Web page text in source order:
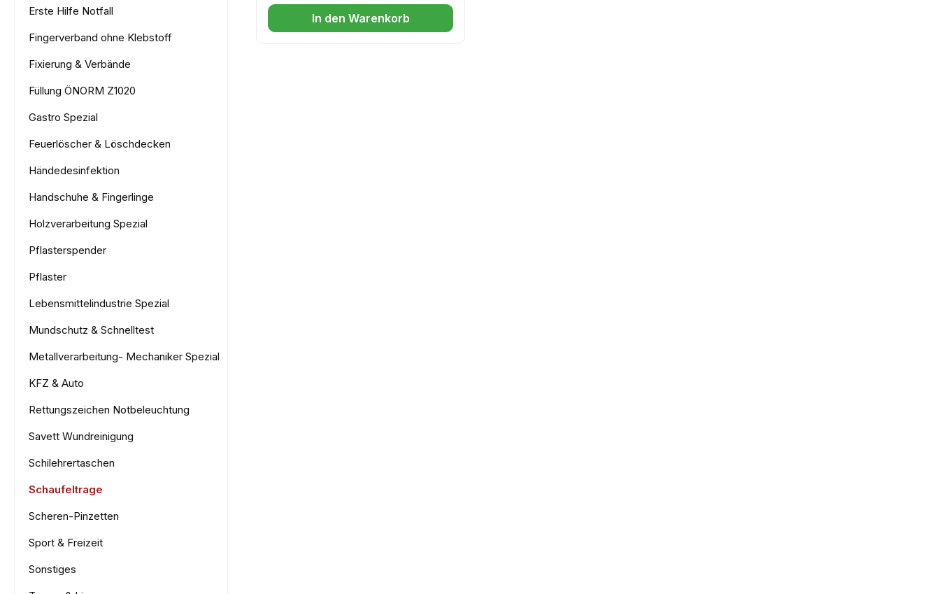
Erste Hilfe Notfall
Fingerverband ohne Klebstoff
Fixierung & Verbände
Füllung ÖNORM Z1020
Gastro Spezial
Feuerlöscher & Löschdecken
Händedesinfektion
Handschuhe & Fingerlinge
Holzverarbeitung Spezial
Pflasterspender
Pflaster
Lebensmittelindustrie Spezial
Mundschutz & Schnelltest
Metallverarbeitung- Mechaniker Spezial
KFZ & Auto
Rettungszeichen Notbeleuchtung
Savett Wundreinigung
Schilehrertaschen
Schaufeltrage
Scheren-Pinzetten
Sport & Freizeit
Sonstiges
Speziallegierung zum schonenden
und sicheren Anheben und
In den Warenkorb